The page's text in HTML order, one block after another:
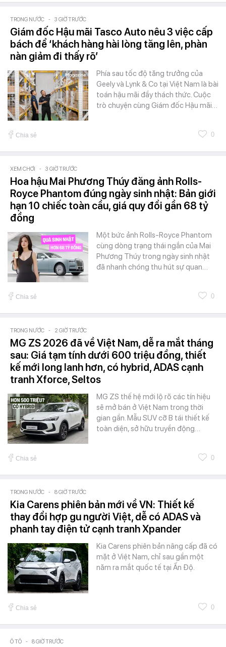
TRONG NƯỚC - 3 GIỜ TRƯỚC
Giám đốc Hậu mãi Tasco Auto nêu 3 việc cấp
bách để ‘khách hàng hài lòng tăng lên, phàn
nàn giảm đi thấy rõ’
Phía sau tốc độ tăng trưởng của
Geely và Lynk & Co tại Việt Nam là bài
toán hậu mãi đầy thách thức. Cuộc
trò chuyện cùng Giám đốc Hậu mãi…
Chia sẻ 0
XEM CHƠI - 3 GIỜ TRƯỚC
Hoa hậu Mai Phương Thúy đăng ảnh Rolls-
Royce Phantom đúng ngày sinh nhật: Bản giới
hạn 10 chiếc toàn cầu, giá quy đổi gần 68 tỷ
đồng
Một bức ảnh Rolls-Royce Phantom
cùng dòng trạng thái ngắn của Mai
Phương Thúy trong ngày sinh nhật
đã nhanh chóng thu hút sự quan…
Chia sẻ 0
TRONG NƯỚC - 2 GIỜ TRƯỚC
MG ZS 2026 đã về Việt Nam, dễ ra mắt tháng
sau: Giá tạm tính dưới 600 triệu đồng, thiết
kế mới long lanh hơn, có hybrid, ADAS cạnh
tranh Xforce, Seltos
MG ZS thế hệ mới lộ rõ các tín hiệu
sẽ mở bán ở Việt Nam trong thời
gian gần. Mẫu SUV cỡ B tái thiết kế
toàn diện, sở hữu truyền động…
Chia sẻ 0
TRONG NƯỚC - 8 GIỜ TRƯỚC
Kia Carens phiên bản mới về VN: Thiết kế
thay đổi hợp gu người Việt, dễ có ADAS và
phanh tay điện tử cạnh tranh Xpander
Kia Carens phiên bản nâng cấp đã có
mặt ở Việt Nam, chỉ sau gần một
năm ra mắt quốc tế tại Ấn Độ.
Chia sẻ 0
Ô TÔ - 8 GIỜ TRƯỚC